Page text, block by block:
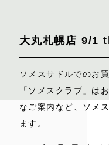
大丸札幌店 9/1
ソメスサドルでのお
「ソメスクラブ」は
なご案内など、ソメ
ます。